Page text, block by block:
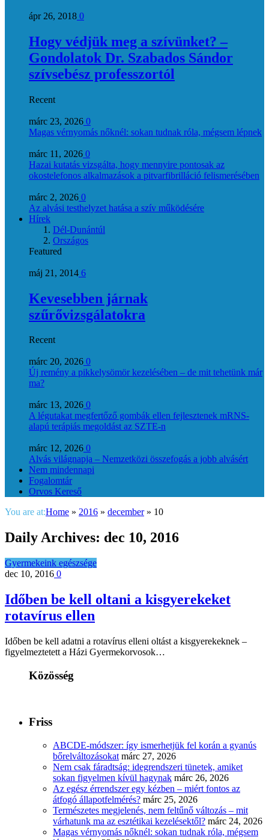
ápr 26, 2018 0
Hogy védjük meg a szívünket? –
Gondolatok Dr. Szabados Sándor
szívsebész professzortól
Recent
márc 23, 2026 0
Magas vérnyomás nőknél: sokan tudnak róla, mégsem lépnek
márc 11, 2026 0
Hazai kutatás vizsgálta, hogy mennyire pontosak az
okostelefonos alkalmazások a pitvarfibrilláció felismerésében
márc 2, 2026 0
Az alvási testhelyzet hatása a szív működésére
Hírek
Dél-Dunántúl
Országos
Featured
máj 21, 2014 6
Kevesebben járnak
szűrővizsgálatokra
Recent
márc 20, 2026 0
Új remény a pikkelysömör kezelésében – de mit tehetünk már
ma?
márc 13, 2026 0
A légutakat megfertőző gombák ellen fejlesztenek mRNS-
alapú terápiás megoldást az SZTE-n
márc 12, 2026 0
Alvás világnapja – Nemzetközi összefogás a jobb alvásért
Nem mindennapi
Fogalomtár
Orvos Kereső
You are at:Home » 2016 » december » 10
Daily Archives: dec 10, 2016
Gyermekeink egészsége
dec 10, 2016 0
Időben be kell oltani a kisgyerekeket
rotavírus ellen
Időben be kell adatni a rotavírus elleni oltást a kisgyerekeknek –
figyelmeztetett a Házi Gyermekorvosok…
Közösség
Friss
ABCDE‑módszer: így ismerhetjük fel korán a gyanús
bőrelváltozásokat márc 27, 2026
Nem csak fáradtság: idegrendszeri tünetek, amiket
sokan figyelmen kívül hagynak márc 26, 2026
Az egész érrendszer egy kézben – miért fontos az
átfogó állapotfelmérés? márc 25, 2026
Természetes megjelenés, nem feltűnő változás – mit
várhatunk ma az esztétikai kezelésektől? márc 24, 2026
Magas vérnyomás nőknél: sokan tudnak róla, mégsem